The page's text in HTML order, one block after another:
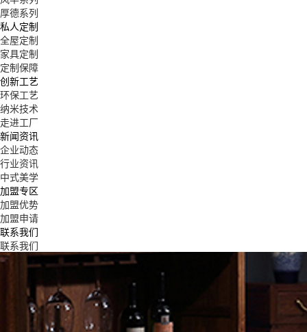
厚德系列
私人定制
全屋定制
家具定制
定制保障
创新工艺
环保工艺
纳米技术
走进工厂
新闻资讯
企业动态
行业资讯
中式美学
加盟专区
加盟优势
加盟申请
联系我们
联系我们